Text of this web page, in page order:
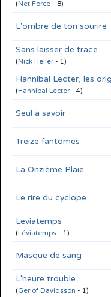
(Net Force - 8)
L'ombre de ton sourire
Sans laisser de trace
(Nick Heller- 1)
Hannibal Lecter, les
(Hannibal Lecter- 4)
Seul à savoir
Treize fantômes
La Onzième Plaie
Le rire du cyclope
Leviatemps
(Léviatemps - 1)
Masque de sang
L'heure trouble
(Gerlof Davidsson - 1)